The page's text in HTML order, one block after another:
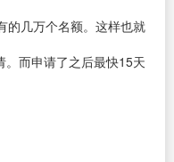
的几万个名额。这样也就
而申请了之后最快15天